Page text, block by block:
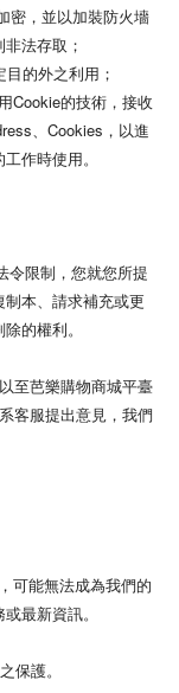
密，並以加裝防火墻
法存取；
的外之利用；
Cookie的技術，接收
、Cookies，以進
作時使用。
限制，您就您所提
本、請求補充或更
的權利。
至芭樂購物商城平臺
客服提出意見，我們
能無法成為我們的
最新資訊。
之保護。